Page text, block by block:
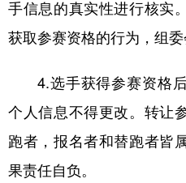
手信息的真实性进行核实
获取参赛资格的行为，组委
4.选手获得参赛资格后
个人信息不得更改。转让
跑者，报名者和替跑者皆
果责任自负。